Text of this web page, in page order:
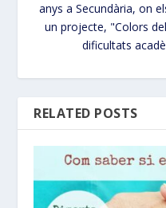
anys a Secundària, on
un projecte, "Colors
dificultats
RELATED POSTS